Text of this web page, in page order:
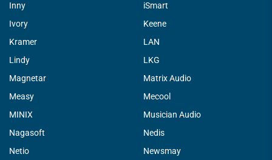
Inny
iSmart
Ivory
Keene
Kramer
LAN
Lindy
LKG
Magnetar
Matrix Audio
Measy
Mecool
MINIX
Musician Audio
Nagasoft
Nedis
Netio
Newsmay